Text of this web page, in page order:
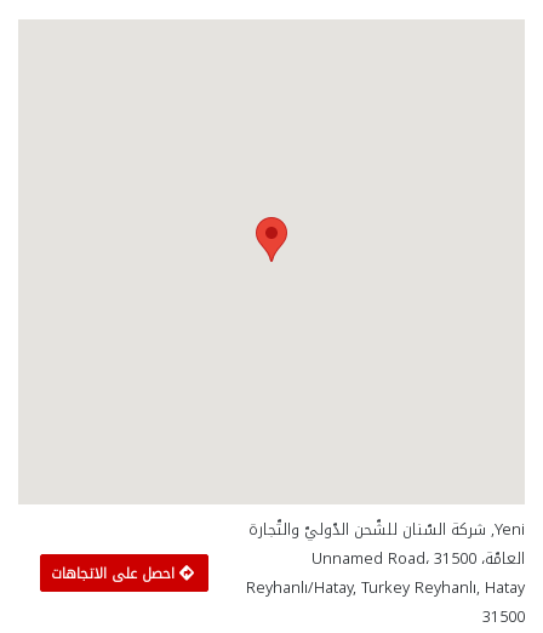
Yeni, شركة السّنان للشّحن الدّوليّ والتّجارة
العامّة، Unnamed Road، 31500
Reyhanlı/Hatay, Turkey Reyhanlı, Hatay
31500
احصل على الاتجاهات